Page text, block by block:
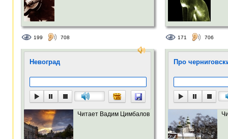
199 708 171 706
Невоград
Читает Вадим Цимбалов
Про